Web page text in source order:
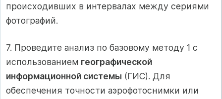
происходивших в интервалах между сериями
фотографий.
7. Проведите анализ по базовому методу 1 с
использованием географической
информационной системы (ГИС). Для
обеспечения точности аэрофотоснимки или